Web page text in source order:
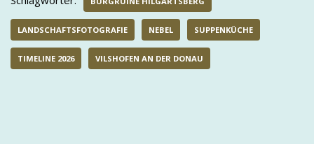
LANDSCHAFTSFOTOGRAFIE NEBEL SUPPENKÜCHE
TIMELINE 2026 VILSHOFEN AN DER DONAU